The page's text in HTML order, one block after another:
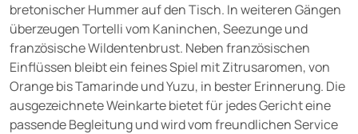
bretonischer Hummer auf den Tisch. In weiteren Gängen
überzeugen Tortelli vom Kaninchen, Seezunge und
französische Wildentenbrust. Neben französischen
Einflüssen bleibt ein feines Spiel mit Zitrusaromen, von
Orange bis Tamarinde und Yuzu, in bester Erinnerung. Die
ausgezeichnete Weinkarte bietet für jedes Gericht eine
passende Begleitung und wird vom freundlichen Service